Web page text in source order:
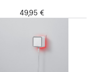
colorida (pacote de 3)
49,95 €